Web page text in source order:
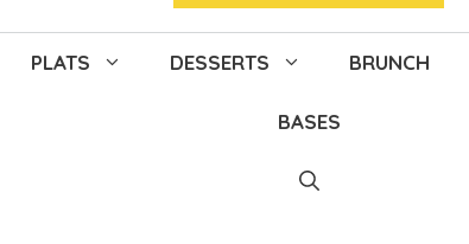
PLATS DESSERTS BRUNCH
BASES